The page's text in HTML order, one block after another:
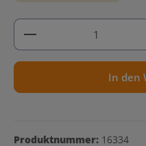
Produkt Anzahl: Gib
In den
Produktnummer: 16334